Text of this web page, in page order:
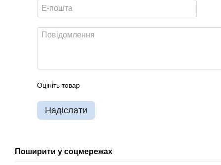
Оцініть товар
Надіслати
Поширити у соцмережах